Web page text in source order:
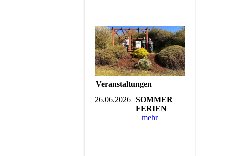
Veranstaltungen
26.06.2026 SOMMER
FERIEN
mehr